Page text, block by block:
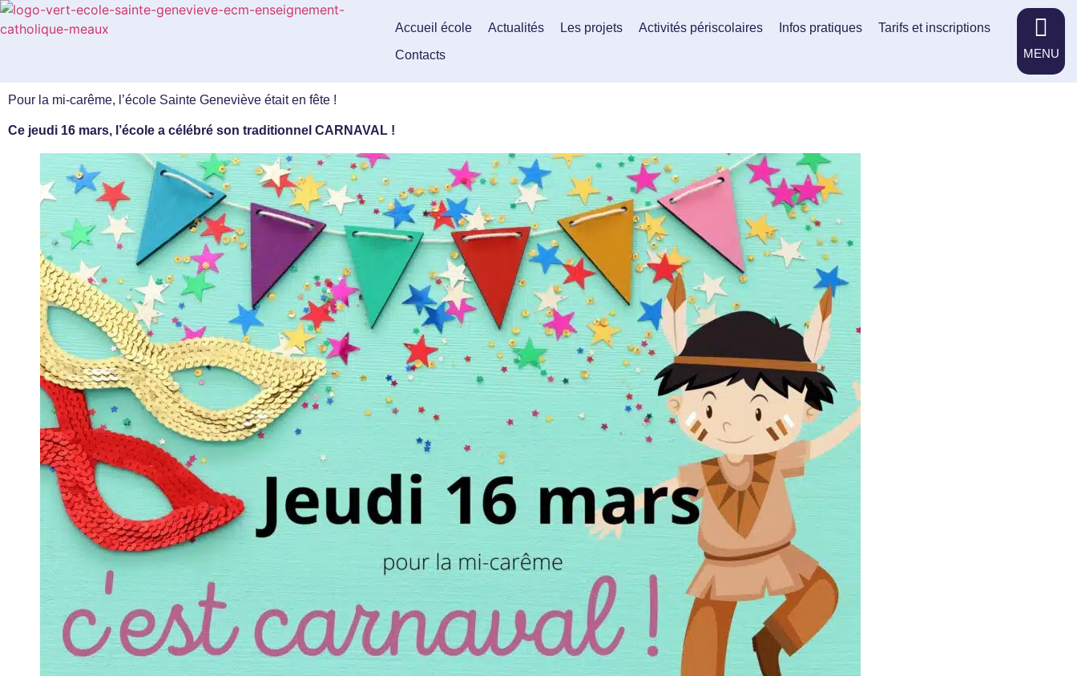
Accueil école Actualités Les projets Activités périscolaires Infos pratiques
Tarifs et inscriptions
Contacts
MENU
Pour la mi-carême, l’école Sainte Geneviève était en fête !
Ce jeudi 16 mars, l’école a célébré son traditionnel CARNAVAL !